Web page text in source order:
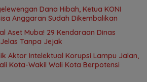
Dana Hibah, Ketua KONI
Anggaran Sudah Dikembalikan
Aset Muba! 29 Kendaraan Dinas
Tanpa Jejak
Aktor Intelektual Korupsi Lampu Jalan,
Kota-Wakil Wali Kota Berpotensi